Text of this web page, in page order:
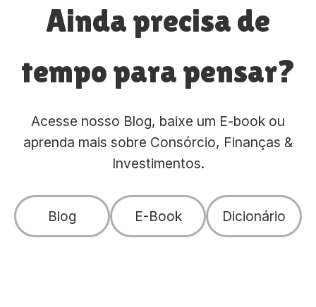
Ainda precisa de
tempo para pensar?
Acesse nosso Blog, baixe um E-book ou
aprenda mais sobre Consórcio, Finanças &
Investimentos.
Blog E-Book Dicionário